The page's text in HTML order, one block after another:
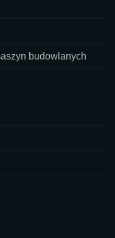
budowlanych